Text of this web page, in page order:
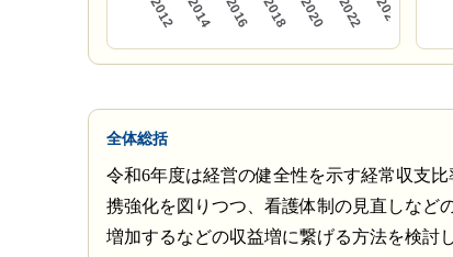
全体総括
令和6年度は経営の健全性を示す経常収支
携強化を図りつつ、看護体制の見直しなど
増加するなどの収益増に繋げる方法を検討